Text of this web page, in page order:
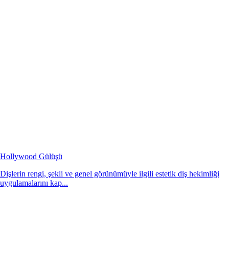
Hollywood Gülüşü
Dişlerin rengi, şekli ve genel görünümüyle ilgili estetik diş hekimliği
uygulamalarını kap...